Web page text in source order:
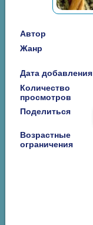
Автор
Жанр
Дата добавления
Количество
просмотров
Поделиться
Возрастные
ограничения